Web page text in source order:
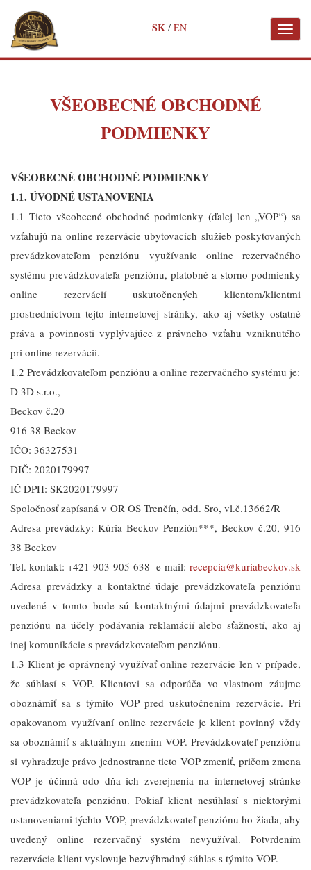
Skočiť
na
SK/ EN
Toggle
VŠEOBECNÉ OBCHODNÉ
PODMIENKY
VŚEOBECNÉ OBCHODNÉ PODMIENKY
1.1. ÚVODNÉ USTANOVENIA
1.1 Tieto všeobecné obchodné podmienky (ďalej len „VOP“) sa
vzťahujú na online rezervácie ubytovacích služieb poskytovaných
prevádzkovateľom penziónu využívanie online rezervačného
systému prevádzkovateľa penziónu, platobné a storno podmienky
online rezervácií uskutočnených klientom/klientmi
prostredníctvom tejto internetovej stránky, ako aj všetky ostatné
práva a povinnosti vyplývajúce z právneho vzťahu vzniknutého
pri online rezervácii.
1.2 Prevádzkovateľom penziónu a online rezervačného systému je:
D 3D s.r.o.,
Beckov č.20
916 38 Beckov
IČO: 36327531
DIČ: 2020179997
IČ DPH: SK2020179997
Spoločnosť zapísaná v OR OS Trenčín, odd. Sro, vl.č.13662/R
Adresa prevádzky: Kúria Beckov Penzión***, Beckov č.20, 916
38 Beckov
Tel. kontakt: +421 903 905 638 e-mail: recepcia@kuriabeckov.sk
Adresa prevádzky a kontaktné údaje prevádzkovateľa penziónu
uvedené v tomto bode sú kontaktnými údajmi prevádzkovateľa
penziónu na účely podávania reklamácií alebo sťažností, ako aj
inej komunikácie s prevádzkovateľom penziónu.
1.3 Klient je oprávnený využívať online rezervácie len v prípade,
že súhlasí s VOP. Klientovi sa odporúča vo vlastnom záujme
oboznámiť sa s týmito VOP pred uskutočnením rezervácie. Pri
opakovanom využívaní online rezervácie je klient povinný vždy
sa oboznámiť s aktuálnym znením VOP. Prevádzkovateľ penziónu
si vyhradzuje právo jednostranne tieto VOP zmeniť, pričom zmena
VOP je účinná odo dňa ich zverejnenia na internetovej stránke
prevádzkovateľa penziónu. Pokiaľ klient nesúhlasí s niektorými
ustanoveniami týchto VOP, prevádzkovateľ penziónu ho žiada, aby
uvedený online rezervačný systém nevyužíval. Potvrdením
rezervácie klient vyslovuje bezvýhradný súhlas s týmito VOP.